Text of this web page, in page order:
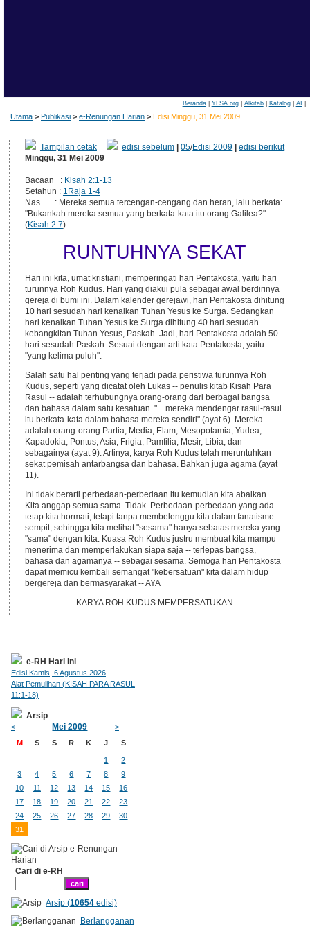
Beranda| YLSA.org| Alkitab| Katalog| AI
Utama > Publikasi > e-Renungan Harian > Edisi Minggu, 31 Mei 2009
Tampilan cetak edisi sebelum |05/Edisi 2009 |edisi berikut
Minggu, 31 Mei 2009
Bacaan : Kisah 2:1-13
Setahun : 1Raja 1-4
Nas : Mereka semua tercengan-cengang dan heran, lalu berkata:
"Bukankah mereka semua yang berkata-kata itu orang Galilea?"
(Kisah 2:7)
RUNTUHNYA SEKAT
Hari ini kita, umat kristiani, memperingati hari Pentakosta, yaitu hari
turunnya Roh Kudus. Hari yang diakui pula sebagai awal berdirinya
gereja di bumi ini. Dalam kalender gerejawi, hari Pentakosta dihitung
10 hari sesudah hari kenaikan Tuhan Yesus ke Surga. Sedangkan
hari kenaikan Tuhan Yesus ke Surga dihitung 40 hari sesudah
kebangkitan Tuhan Yesus, Paskah. Jadi, hari Pentakosta adalah 50
hari sesudah Paskah. Sesuai dengan arti kata Pentakosta, yaitu
"yang kelima puluh".
Salah satu hal penting yang terjadi pada peristiwa turunnya Roh
Kudus, seperti yang dicatat oleh Lukas -- penulis kitab Kisah Para
Rasul -- adalah terhubungnya orang-orang dari berbagai bangsa
dan bahasa dalam satu kesatuan. "... mereka mendengar rasul-rasul
itu berkata-kata dalam bahasa mereka sendiri" (ayat 6). Mereka
adalah orang-orang Partia, Media, Elam, Mesopotamia, Yudea,
Kapadokia, Pontus, Asia, Frigia, Pamfilia, Mesir, Libia, dan
sebagainya (ayat 9). Artinya, karya Roh Kudus telah meruntuhkan
sekat pemisah antarbangsa dan bahasa. Bahkan juga agama (ayat
11).
Ini tidak berarti perbedaan-perbedaan itu kemudian kita abaikan.
Kita anggap semua sama. Tidak. Perbedaan-perbedaan yang ada
tetap kita hormati, tetapi tanpa membelenggu kita dalam fanatisme
sempit, sehingga kita melihat "sesama" hanya sebatas mereka yang
"sama" dengan kita. Kuasa Roh Kudus justru membuat kita mampu
menerima dan memperlakukan siapa saja -- terlepas bangsa,
bahasa dan agamanya -- sebagai sesama. Semoga hari Pentakosta
dapat memicu kembali semangat "kebersatuan" kita dalam hidup
bergereja dan bermasyarakat -- AYA
KARYA ROH KUDUS MEMPERSATUKAN
e-RH Hari Ini
Edisi Kamis, 6 Agustus 2026
Alat Pemulihan (KISAH PARA RASUL
11:1-18)
Arsip
< Mei 2009
>
M
S S R K J S
1
2
3
4 5 6 7 8
9
10
11 12 13 14 15
16
17
18 19 20 21 22
23
24
25 26 27 28 29
30
31
Cari di e-RH
Arsip (10654edisi)
Berlangganan